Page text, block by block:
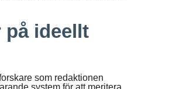
på ideellt
som redaktionen
system för att meritera